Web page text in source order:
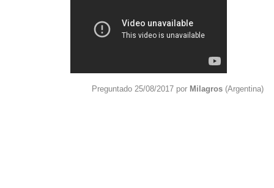
Preguntado 25/08/2017 por Milagros (Argentina)